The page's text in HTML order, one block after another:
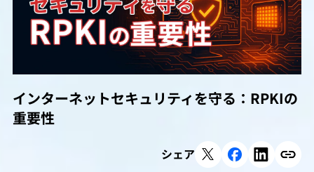
インターネットセキュリティを守る：RPKIの
重要性
シェア